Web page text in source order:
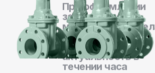
При оформлении
заказа на сайте,
менеджеры
продаж
подтверждают
актуальность в
течении часа